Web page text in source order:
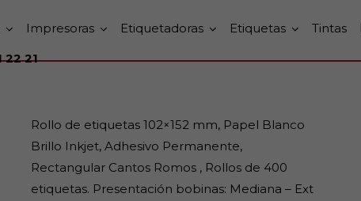
Impresoras Etiquetadoras Etiquetas Tintas
22 21
Rollo de etiquetas 102×152 mm, Papel Blanco
Brillo Inkjet, Adhesivo Permanente,
Rectangular Cantos Romos , Rollos de 400
etiquetas. Presentación bobinas: Mediana – Ext